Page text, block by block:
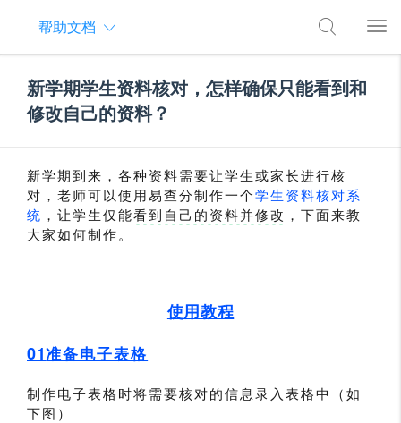
帮助文档
新学期学生资料核对，怎样确保只能看到和
修改自己的资料？
新学期到来，各种资料需要让学生或家长进行核
对，老师可以使用易查分制作一个学生资料核对系
统 ， 让学生仅能看到自己的资料并修改 ，下面来教
大家如何制作。
使用教程
01准备电子表格
制作电子表格时将需要核对的信息录入表格中（如
下图）